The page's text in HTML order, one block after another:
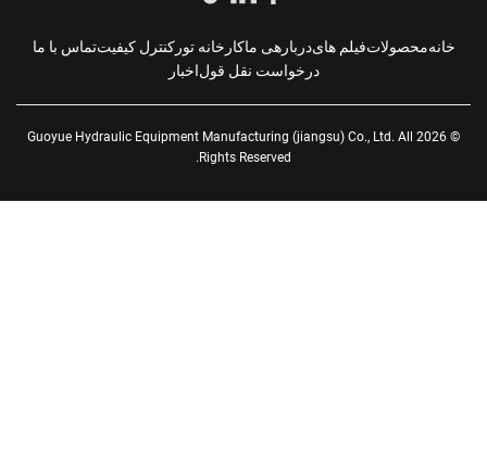
محصولاتفیلم هایدربارهی ماکارخانه تورکنترل کیفیتتماس با ما
درخواست نقل قول اخبار
© 2026 Guoyue Hydraulic Equipment Manufacturing (jiangsu) Co., Ltd. All
Rights Reserved.